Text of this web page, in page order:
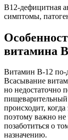
B12-дефицитная
симптомы,
витамина
Витамин В-12 по-
Всасывание
но недостаточно
пищеварительный
происходит,
поэтому важно не
позаботиться о
назначению.